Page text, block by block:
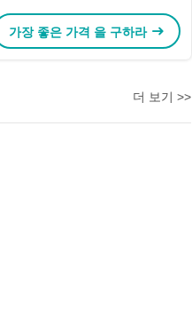
가장 좋은 가격 을 구하라
더 보기 >>